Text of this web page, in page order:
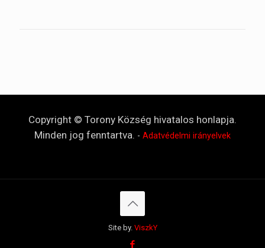
Copyright © Torony Község hivatalos honlapja.
Minden jog fenntartva. - Adatvédelmi irányelvek
Site by. ViszkY